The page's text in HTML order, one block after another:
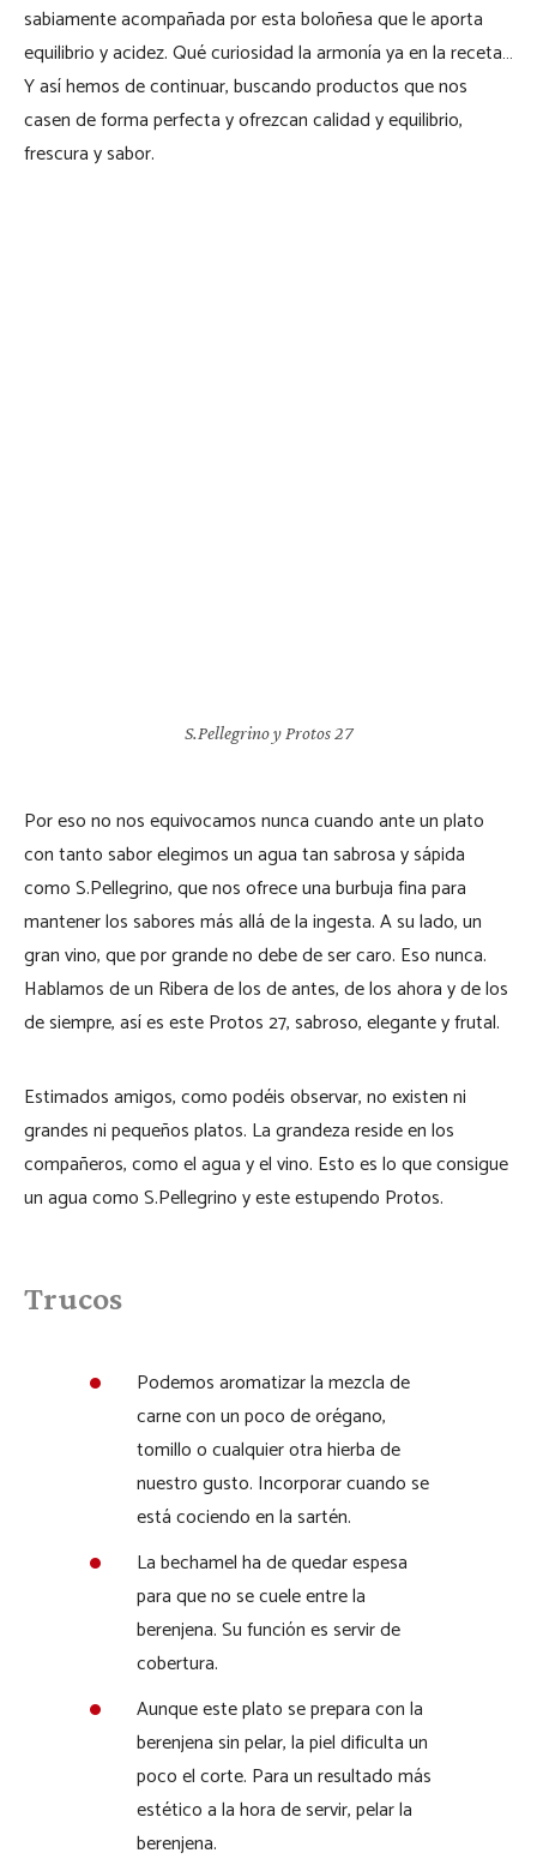
sabiamente acompañada por esta boloñesa que le aporta
equilibrio y acidez. Qué curiosidad la armonía ya en la receta…
Y así hemos de continuar, buscando productos que nos
casen de forma perfecta y ofrezcan calidad y equilibrio,
frescura y sabor.
S.Pellegrino y Protos 27
Por eso no nos equivocamos nunca cuando ante un plato
con tanto sabor elegimos un agua tan sabrosa y sápida
como S.Pellegrino, que nos ofrece una burbuja fina para
mantener los sabores más allá de la ingesta. A su lado, un
gran vino, que por grande no debe de ser caro. Eso nunca.
Hablamos de un Ribera de los de antes, de los ahora y de los
de siempre, así es este Protos 27, sabroso, elegante y frutal.
Estimados amigos, como podéis observar, no existen ni
grandes ni pequeños platos. La grandeza reside en los
compañeros, como el agua y el vino. Esto es lo que consigue
un agua como S.Pellegrino y este estupendo Protos.
Trucos
Podemos aromatizar la mezcla de
carne con un poco de orégano,
tomillo o cualquier otra hierba de
nuestro gusto. Incorporar cuando se
está cociendo en la sartén.
La bechamel ha de quedar espesa
para que no se cuele entre la
berenjena. Su función es servir de
cobertura.
Aunque este plato se prepara con la
berenjena sin pelar, la piel dificulta un
poco el corte. Para un resultado más
estético a la hora de servir, pelar la
berenjena.